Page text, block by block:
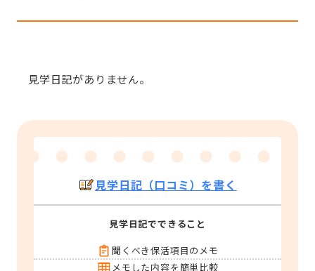
見学日記がありません。
見学日記（口コミ）を書く
見学日記でできること
聞くべき保活項目のメモ
メモした内容を簡単比較